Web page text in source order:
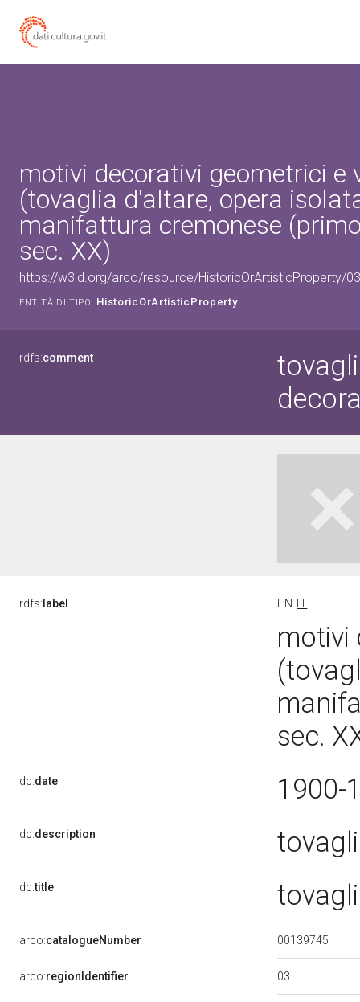
motivi decorativi geometrici e
(tovaglia d'altare, opera
manifattura cremonese
sec. XX)
https://w3id.org/arco/resource/HistoricOrArtisticProperty/
ENTITÀ DI TIPO: HistoricOrArtisticProperty
rdfs:comment
rdfs: label EN IT
motivi
sec.
dc:date 1900-
dc:description
dc:title
arco:catalogueNumber 00139745
arco:regionIdentifier 03